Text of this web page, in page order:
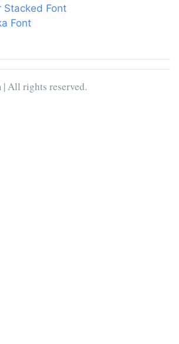
Stacked Font
Font
All rights reserved.